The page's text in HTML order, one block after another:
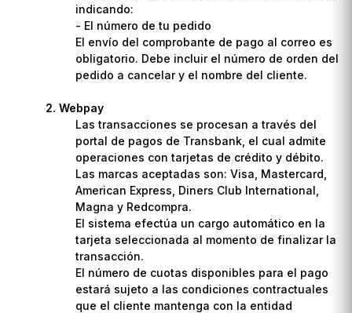
indicando:
- El número de tu pedido
El envío del comprobante de pago al correo es
obligatorio. Debe incluir el número de orden del
pedido a cancelar y el nombre del cliente.
Webpay
Las transacciones se procesan a través del
portal de pagos de Transbank, el cual admite
operaciones con tarjetas de crédito y débito.
Las marcas aceptadas son: Visa, Mastercard,
American Express, Diners Club International,
Magna y Redcompra.
El sistema efectúa un cargo automático en la
tarjeta seleccionada al momento de finalizar la
transacción.
El número de cuotas disponibles para el pago
estará sujeto a las condiciones contractuales
que el cliente mantenga con la entidad